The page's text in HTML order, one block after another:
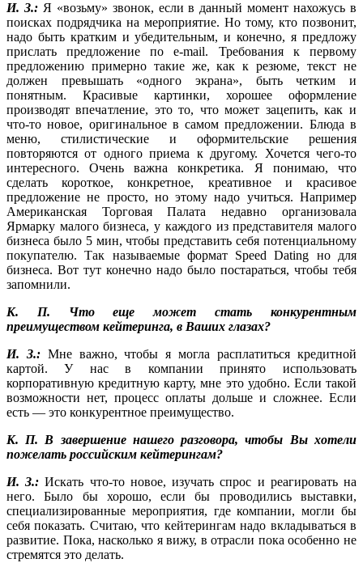
И. З.:Я «возьму» звонок, если в данный момент нахожусь в
поисках подрядчика на мероприятие. Но тому, кто позвонит,
надо быть кратким и убедительным, и конечно, я предложу
прислать предложение по e-mail. Требования к первому
предложению примерно такие же, как к резюме, текст не
должен превышать «одного экрана», быть четким и
понятным. Красивые картинки, хорошее оформление
производят впечатление, это то, что может зацепить, как и
что-то новое, оригинальное в самом предложении. Блюда в
меню, стилистические и оформительские решения
повторяются от одного приема к другому. Хочется чего-то
интересного. Очень важна конкретика. Я понимаю, что
сделать короткое, конкретное, креативное и красивое
предложение не просто, но этому надо учиться. Например
Американская Торговая Палата недавно организовала
Ярмарку малого бизнеса, у каждого из представителя малого
бизнеса было 5 мин, чтобы представить себя потенциальному
покупателю. Так называемые формат Speed Dating но для
бизнеса. Вот тут конечно надо было постараться, чтобы тебя
запомнили.
К. П. Что еще может стать конкурентным
преимуществом кейтеринга, в Ваших глазах?
И. З.:Мне важно, чтобы я могла расплатиться кредитной
картой. У нас в компании принято использовать
корпоративную кредитную карту, мне это удобно. Если такой
возможности нет, процесс оплаты дольше и сложнее. Если
есть — это конкурентное преимущество.
К. П. В завершение нашего разговора, чтобы Вы хотели
пожелать российским кейтерингам?
И. З.: Искать что-то новое, изучать спрос и реагировать на
него. Было бы хорошо, если бы проводились выставки,
специализированные мероприятия, где компании, могли бы
себя показать. Считаю, что кейтерингам надо вкладываться в
развитие. Пока, насколько я вижу, в отрасли пока особенно не
стремятся это делать.